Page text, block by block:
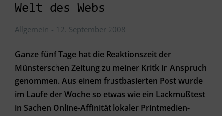
Welt des Webs
Allgemein 12. September 2008
Ganze fünf Tage hat die Reaktionszeit der
Münsterschen Zeitung zu meiner Kritk in Anspruch
genommen. Aus einem frustbasierten Post wurde
im Laufe der Woche so etwas wie ein Lackmußtest
in Sachen Online-Affinität lokaler Printmedien-